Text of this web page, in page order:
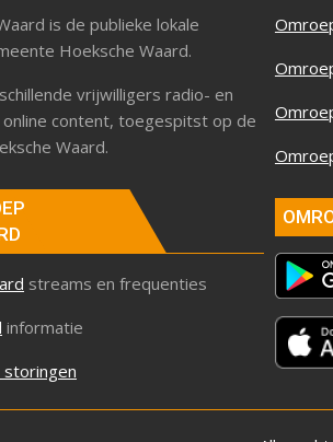
is de publieke lokale
Hoeksche Waard.
vrijwilligers radio- en
online content, toegespitst op de
Waard.
streams en frequenties
informatie